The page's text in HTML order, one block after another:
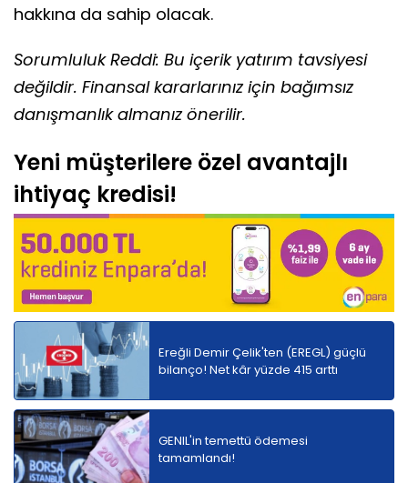
hakkına da sahip olacak.
Sorumluluk Reddi: Bu içerik yatırım tavsiyesi
değildir. Finansal kararlarınız için bağımsız
danışmanlık almanız önerilir.
Yeni müşterilere özel avantajlı
ihtiyaç kredisi!
Ereğli Demir Çelik'ten (EREGL) güçlü
bilanço! Net kâr yüzde 415 arttı
GENIL'in temettü ödemesi
tamamlandı!